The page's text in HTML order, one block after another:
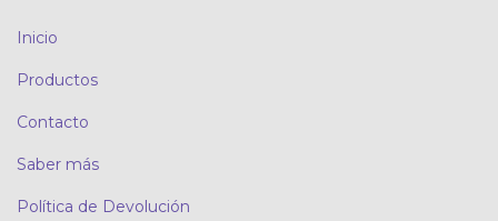
Inicio
Productos
Contacto
Saber más
Política de Devolución